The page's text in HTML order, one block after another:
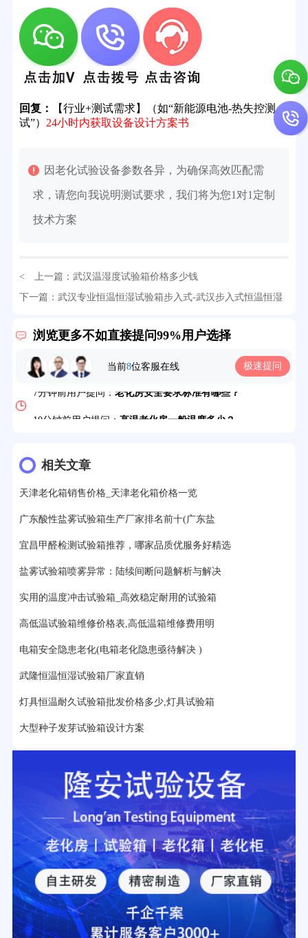
回复：
【行业+测试需求】（如“新能源电池-热失控测
试”） 24小时内获取设备设计方案书
因老化试验设备参数各异，为确保高效匹配需
求，请您向我说明测试要求，我们将为您1对1定制
技术方案
< 上一篇： 武汉温湿度试验箱价格多少钱
下一篇： 武汉专业恒温恒湿试验箱步入式-武汉步入式恒温恒湿
浏览更多不如直接提问99%用户选择
当前8位客服在线 极速提问
32分钟前用户提问：氙灯老化试验箱价格多少？
7分钟前用户提问： 老化房安全要求标准有哪些？
13分钟前用户提问：
15分钟前用户提问： 高低温试验箱玻璃用什么材料？
17分钟前用户提问：步入式老化房有多大的？
22分钟前用户提问：紫外线老化箱辐照时间是多久？
25分钟前用户提问：老化箱和干燥箱区别？
27分钟前用户提问： 移动电源老化柜与电池柜的区别？
32分钟前用户提问：氙灯老化试验箱价格多少？
2分钟前用户提问：大型高温老化房价格多少钱？
相关文章
天津老化箱销售价格_天津老化箱价格一览
广东酸性盐雾试验箱生产厂家排名前十(广东盐
宜昌甲醛检测试验箱推荐，哪家品质优服务好精选
盐雾试验箱喷雾异常：陆续间断问题解析与解决
实用的温度冲击试验箱_高效稳定耐用的试验箱
高低温试验箱维修价格表,高低温箱维修费用明
电箱安全隐患老化(电箱老化隐患亟待解决 )
武隆恒温恒湿试验箱厂家直销
灯具恒温耐久试验箱批发价格多少,灯具试验箱
大型种子发芽试验箱设计方案